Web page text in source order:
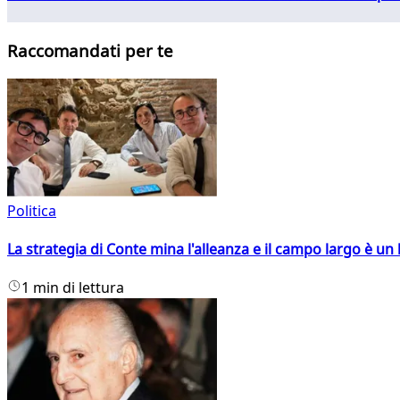
Raccomandati per te
Politica
La strategia di Conte mina l'alleanza e il campo largo è
1 min di lettura